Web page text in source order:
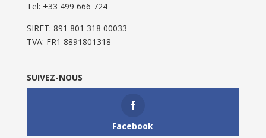
Tel: ‭+33 499 666 724‬
SIRET: 891 801 318 00033
TVA: FR1 8891801318
SUIVEZ-NOUS
Facebook